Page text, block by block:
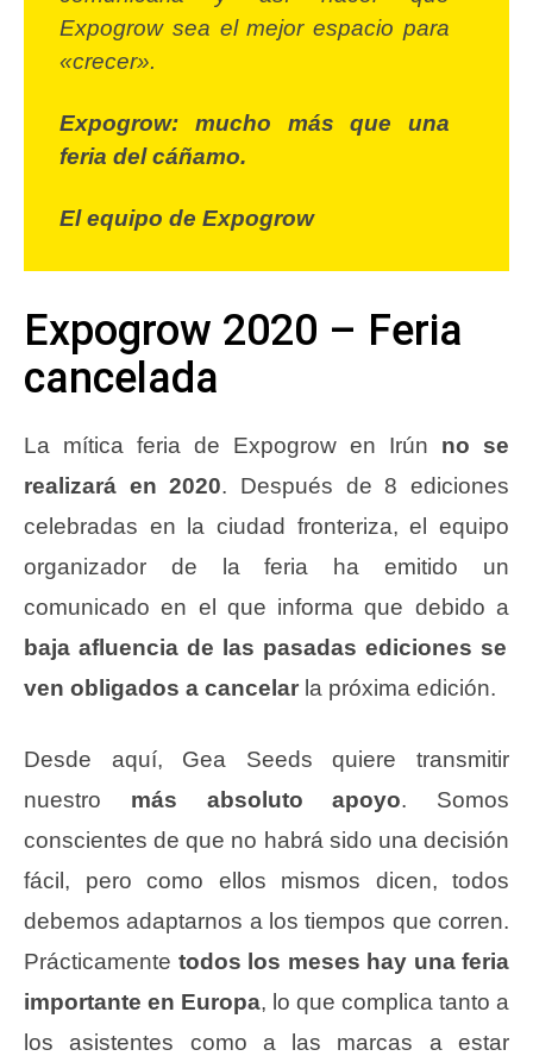
Expogrow sea el mejor espacio para
«crecer».
Expogrow: mucho más que una
feria del cáñamo.
El equipo de Expogrow
Expogrow 2020 – Feria
cancelada
La mítica feria de Expogrow en Irún no se
realizará en 2020. Después de 8 ediciones
celebradas en la ciudad fronteriza, el equipo
organizador de la feria ha emitido un
comunicado en el que informa que debido a
baja afluencia de las pasadas ediciones se
ven obligados a cancelar la próxima edición.
Desde aquí, Gea Seeds quiere transmitir
nuestro más absoluto apoyo. Somos
conscientes de que no habrá sido una decisión
fácil, pero como ellos mismos dicen, todos
debemos adaptarnos a los tiempos que corren.
Prácticamente todos los meses hay una feria
importante en Europa, lo que complica tanto a
los asistentes como a las marcas a estar